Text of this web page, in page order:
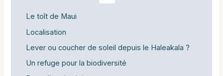
Le toît de Maui
Localisation
Lever ou coucher de soleil depuis le Haleakala ?
Un refuge pour la biodiversité